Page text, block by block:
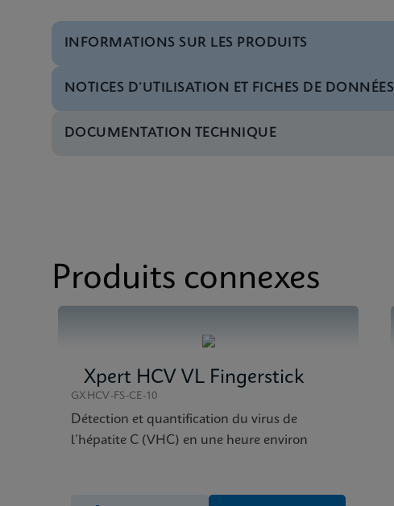
INFORMATIONS SUR LES PRODUITS
Menu de tests Test Menu CE-IVD
NOTICES D’UTILISATION ET FICHES DE
MSDS/FDS Xpert HBV Viral Load SDS
DOCUMENTATION TECHNIQUE
Produits connexes
Xpert HCV VL Fingerstick
GXHCV-FS-CE-10
Détection et quantification du virus de
l’hépatite C (VHC) en une heure environ